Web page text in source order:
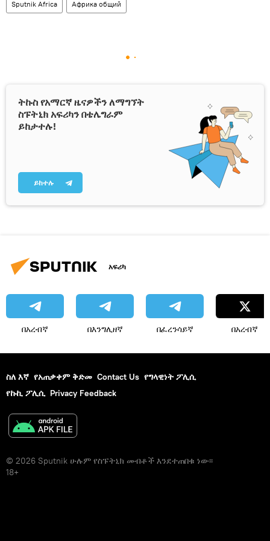
Sputnik Africa Африка общий
ትኩስ የአማርኛ ዜናዎችን ለማግኘት
ስፑትኒክ አፍሪካን በቴሌግራም
ይከታተሉ!
ይከተሉ
አፍሪካ
በአረብኛ በእንግሊዘኛ በፈረንሳይኛ በአረብኛ
ስለ እኛ የአጠቃቀም ቅድመ Contact Us የግላዊነት ፖሊሲ
የኩኪ ፖሊሲ Privacy Feedback
© 2026 Sputnik ሁሉም የስፑትኒክ መብቶች እንደተጠበቁ ነው፡፡
18+